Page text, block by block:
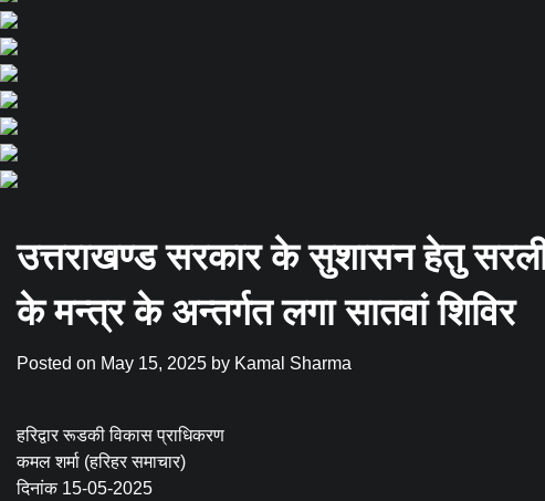
उत्तराखण्ड सरकार के सुशासन हेतु
के मन्त्र के अन्तर्गत लगा सातवां शिविर
Posted on May 15, 2025 by Kamal Sharma
हरिद्वार रूडकी विकास प्राधिकरण
कमल शर्मा (हरिहर समाचार)
दिनांक 15-05-2025